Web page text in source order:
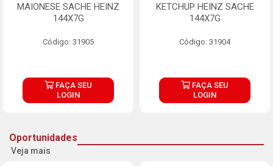
MAIONESE SACHE HEINZ
144X7G
Código: 31905
FAÇA SEU
LOGIN
KETCHUP HEINZ SACHE
144X7G
Código: 31904
FAÇA SEU
LOGIN
Oportunidades
Veja mais